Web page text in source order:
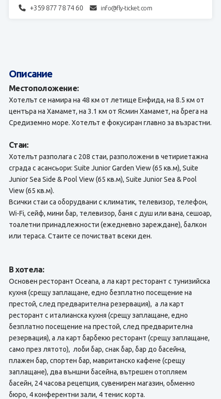
+359 877 78 74 60 info@fly-ticket.com
Описание
Местоположение:
Хотелът се намира на 48 км от летище Енфида, на 8.5 км от
центъра на Хамамет, на 3.1 км от Ясмин Хамамет, на брега на
Средиземно море. Хотелът е фокусиран главно за възрастни.
Стаи:
Хотелът разполага с 208 стаи, разположени в четириетажна
сграда с асансьори: Suite Junior Garden View (65 кв.м), Suite
Junior Sea Side & Pool View (65 кв.м), Suite Junior Sea & Pool
View (65 кв.м).
Всички стаи са оборудвани с климатик, телевизор, телефон,
Wi-Fi, сейф, мини бар, телевизор, баня с душ или вана, сешоар,
тоалетни принадлежности (ежедневно зареждане), балкон
или тераса. Стаите се почистват всеки ден.
В хотела:
Основен ресторант Oceana, а ла карт ресторант с тунизийска
кухня (срещу заплащане, едно безплатно посещение на
престой, след предварителна резервация), а ла карт
ресторант с италианска кухня (срещу заплащане, едно
безплатно посещение на престой, след предварителна
резервация), а ла карт барбекю ресторант (срещу заплащане,
само през лятото), лоби бар, снак бар, бар до басейна,
плажен бар, спортен бар, мавританско кафене (срещу
заплащане), два външни басейна, вътрешен отопляем
басейн, 24 часова рецепция, сувенирен магазин, обменно
бюро, 4 конферентни зали, 4 тенис корта.